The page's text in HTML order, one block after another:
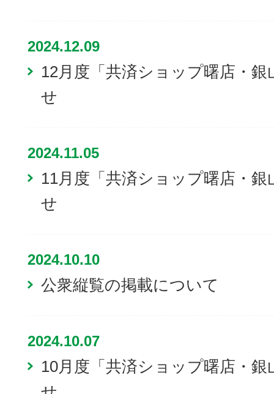
2024.12.09
12月度「共済ショップ曙店・
せ
2024.11.05
11月度「共済ショップ曙店・
せ
2024.10.10
公衆縦覧の掲載について
2024.10.07
10月度「共済ショップ曙店・